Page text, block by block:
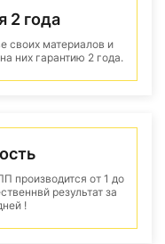
2 года
своих материалов и
них гарантию 2 года.
производится от 1 до
результат за
!